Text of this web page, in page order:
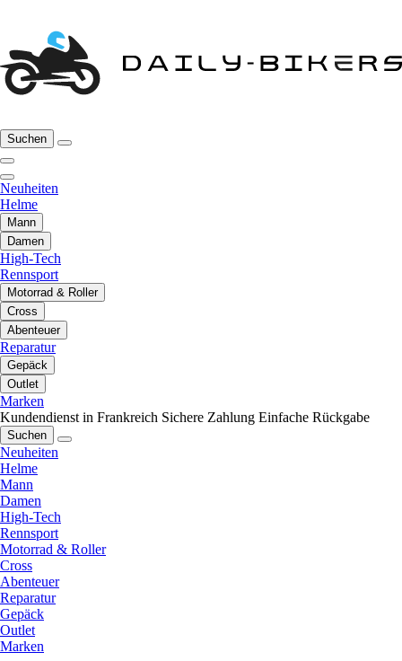
Suchen
Neuheiten
Helme
Mann
Damen
High-Tech
Rennsport
Motorrad & Roller
Cross
Abenteuer
Reparatur
Gepäck
Outlet
Marken
Kundendienst in Frankreich Sichere Zahlung Einfache Rückgabe
Suchen
Neuheiten
Helme
Mann
Damen
High-Tech
Rennsport
Motorrad & Roller
Cross
Abenteuer
Reparatur
Gepäck
Outlet
Marken